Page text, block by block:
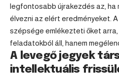
legfontosabb újrakezdés az, ha
élvezni az elért eredményeket.
szépsége emlékezteti őket
feladatokból áll, hanem
A levegő jegyek
intellektuális